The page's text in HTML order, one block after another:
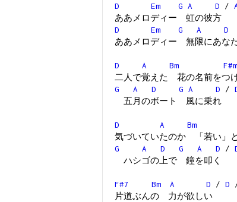
D Em G A D /
ああメロディー 虹の彼方
D
Em G A D
ああメロディー 無限にあな
D A Bm F#m
二人で覚えた 花の名前をつ
G
A D G A D /
五月のボート 風に乗れ
D A Bm
気づいていたのか 「若い」
G
A D G A D /
ハシゴの上で 鐘を叩く
F#7 Bm A D / D
片道ぶんの 力が欲しい